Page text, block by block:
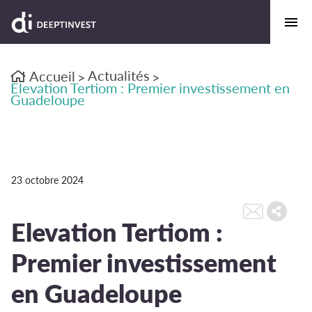
Accueil > Actualités >
Elevation Tertiom : Premier investissement en
Guadeloupe
23 octobre 2024
Elevation Tertiom :
Premier investissement
en Guadeloupe